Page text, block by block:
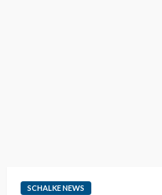
SCHALKE NEWS